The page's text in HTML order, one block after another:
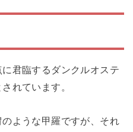
君臨するダンクルオステ
れています。
ような甲羅ですが、それ